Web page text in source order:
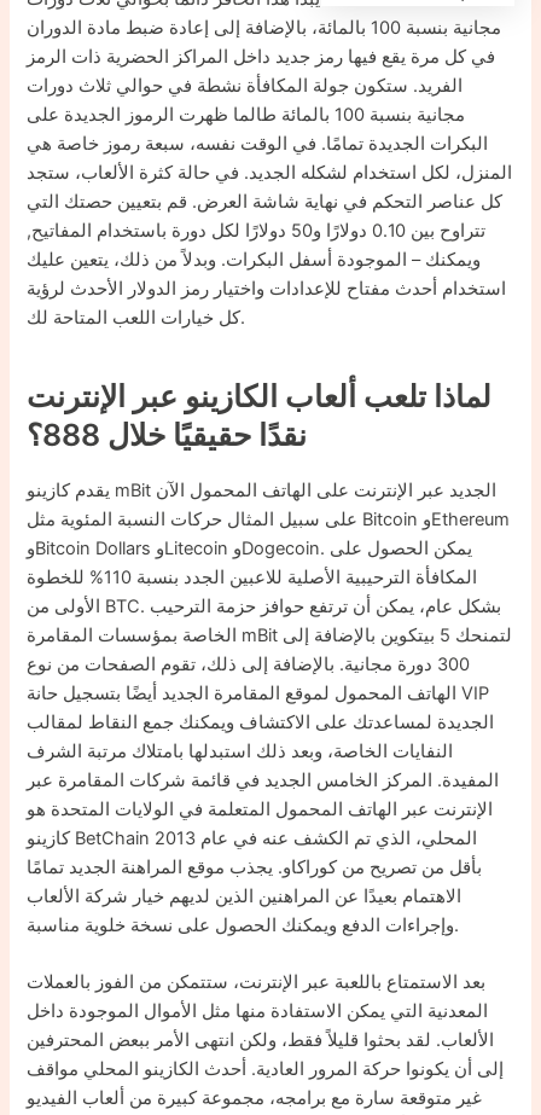
مجانية بنسبة 100 بالمائة، بالإضافة إلى إعادة ضبط مادة الدوران
في كل مرة يقع فيها رمز جديد داخل المراكز الحضرية ذات الرمز
الفريد. ستكون جولة المكافأة نشطة في حوالي ثلاث دورات
مجانية بنسبة 100 بالمائة طالما ظهرت الرموز الجديدة على
البكرات الجديدة تمامًا. في الوقت نفسه، سبعة رموز خاصة هي
المنزل، لكل استخدام لشكله الجديد. في حالة كثرة الألعاب، ستجد
كل عناصر التحكم في نهاية شاشة العرض. قم بتعيين حصتك التي
تتراوح بين 0.10 دولارًا و50 دولارًا لكل دورة باستخدام المفاتيح,
ويمكنك – الموجودة أسفل البكرات. وبدلاً من ذلك، يتعين عليك
استخدام أحدث مفتاح للإعدادات واختيار رمز الدولار الأحدث لرؤية
كل خيارات اللعب المتاحة لك.
لماذا تلعب ألعاب الكازينو عبر الإنترنت
نقدًا حقيقيًا خلال 888؟
يقدم كازينو mBit الجديد عبر الإنترنت على الهاتف المحمول الآن
على سبيل المثال حركات النسبة المئوية مثل Bitcoin وEthereum
وBitcoin Dollars وLitecoin وDogecoin. يمكن الحصول على
المكافأة الترحيبية الأصلية للاعبين الجدد بنسبة 110% للخطوة
الأولى من BTC. بشكل عام، يمكن أن ترتفع حوافز حزمة الترحيب
الخاصة بمؤسسات المقامرة mBit لتمنحك 5 بيتكوين بالإضافة إلى
300 دورة مجانية. بالإضافة إلى ذلك، تقوم الصفحات من نوع
الهاتف المحمول لموقع المقامرة الجديد أيضًا بتسجيل حانة VIP
الجديدة لمساعدتك على الاكتشاف ويمكنك جمع النقاط لمقالب
النفايات الخاصة، وبعد ذلك استبدلها بامتلاك مرتبة الشرف
المفيدة. المركز الخامس الجديد في قائمة شركات المقامرة عبر
الإنترنت عبر الهاتف المحمول المتعلمة في الولايات المتحدة هو
كازينو BetChain المحلي، الذي تم الكشف عنه في عام 2013
بأقل من تصريح من كوراكاو. يجذب موقع المراهنة الجديد تمامًا
الاهتمام بعيدًا عن المراهنين الذين لديهم خيار شركة الألعاب
وإجراءات الدفع ويمكنك الحصول على نسخة خلوية مناسبة.
بعد الاستمتاع باللعبة عبر الإنترنت، ستتمكن من الفوز بالعملات
المعدنية التي يمكن الاستفادة منها مثل الأموال الموجودة داخل
الألعاب. لقد بحثوا قليلاً فقط، ولكن انتهى الأمر ببعض المحترفين
إلى أن يكونوا حركة المرور العادية. أحدث الكازينو المحلي مواقف
غير متوقعة سارة مع برامجه، مجموعة كبيرة من ألعاب الفيديو